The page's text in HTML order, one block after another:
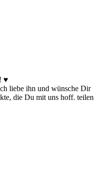
♥
liebe ihn und wünsche Dir
die Du mit uns hoff. teilen